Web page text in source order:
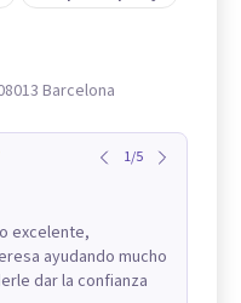
Barcelona
1/5
excelente,
ayudando mucho
dar la confianza